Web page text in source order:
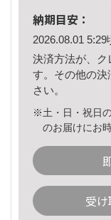
納期目安：
2026.08.01 5:29
決済方法が、ク
す。その他の決
さい。
※土・日・祝日
のお届けにお
受